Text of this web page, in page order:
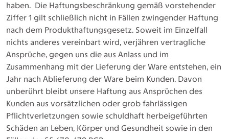
haben. Die Haftungsbeschränkung gemäß vorstehender
Ziffer 1 gilt schließlich nicht in Fällen zwingender Haftung
nach dem Produkthaftungsgesetz. Soweit im Einzelfall
nichts anderes vereinbart wird, verjähren vertragliche
Ansprüche, gegen uns die aus Anlass und im
Zusammenhang mit der Lieferung der Ware entstehen, ein
Jahr nach Ablieferung der Ware beim Kunden. Davon
unberührt bleibt unsere Haftung aus Ansprüchen des
Kunden aus vorsätzlichen oder grob fahrlässigen
Pflichtverletzungen sowie schuldhaft herbeigeführten
Schäden an Leben, Körper und Gesundheit sowie in den